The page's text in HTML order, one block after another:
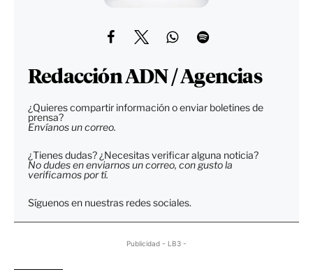
Redacción ADN / Agencias
¿Quieres compartir información o enviar boletines de
prensa?
Envíanos un correo.
¿Tienes dudas? ¿Necesitas verificar alguna noticia?
No dudes en enviarnos un correo, con gusto la
verificamos por tí.
Síguenos en nuestras redes sociales.
Publicidad - LB3 -